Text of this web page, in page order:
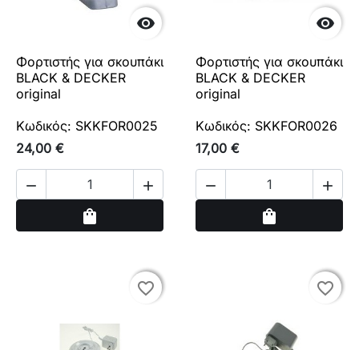

Φορτιστής για σκουπάκι
BLACK & DECKER
original
Κωδικός: SKKFOR0025
24,00 €
 
shopping_bag

Φορτιστής για σκουπάκι
BLACK & DECKER
original
Κωδικός: SKKFOR0026
17,00 €
 
shopping_bag
favorite_border
favorite_border favorite_border
favorite_border